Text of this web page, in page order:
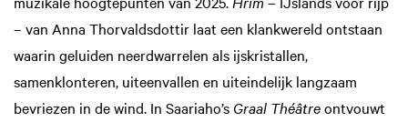
– van Anna Thorvaldsdottir laat een klankwereld ontstaan
waarin geluiden neerdwarrelen als ijskristallen,
samenklonteren, uiteenvallen en uiteindelijk langzaam
bevriezen in de wind. In Saariaho’s Graal Théâtreontvouwt